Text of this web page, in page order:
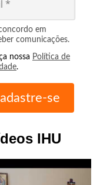
em
comunicações.
nossa Política de
.
IHU